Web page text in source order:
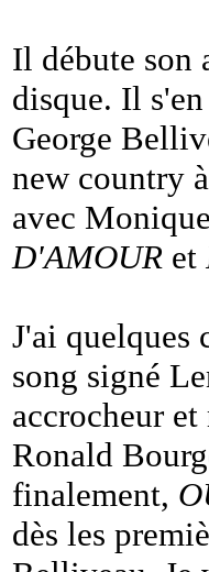
Il débute son
disque. Il
George
new country
avec
D'AMOUR et
J'ai quelques
song signé
accrocheur
Ronald
finalement,
dès les